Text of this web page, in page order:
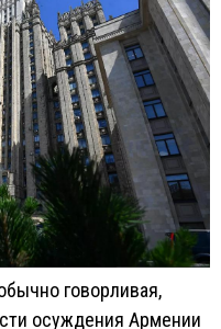
говорливая,
осуждения Армении